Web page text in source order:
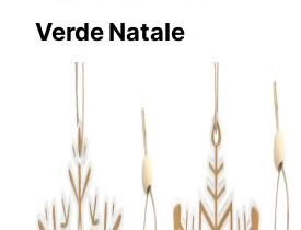
Verde Natale